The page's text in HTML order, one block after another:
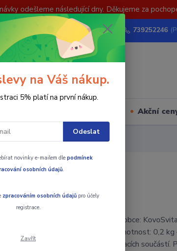
odešleme následující dny. Děkujeme za
Nevíte si rady? Zavolejte. 739252246
Akční
Český výrobce:
výběru Hmotnost: 0,2
škálu upínacích
na Váš nákup.
5% platí na první nákup.
Odeslat
novinky e-mailem dle podmínek
osobních údajů.
zpracováním osobních údajůpro účely
registrace.
Zavřít